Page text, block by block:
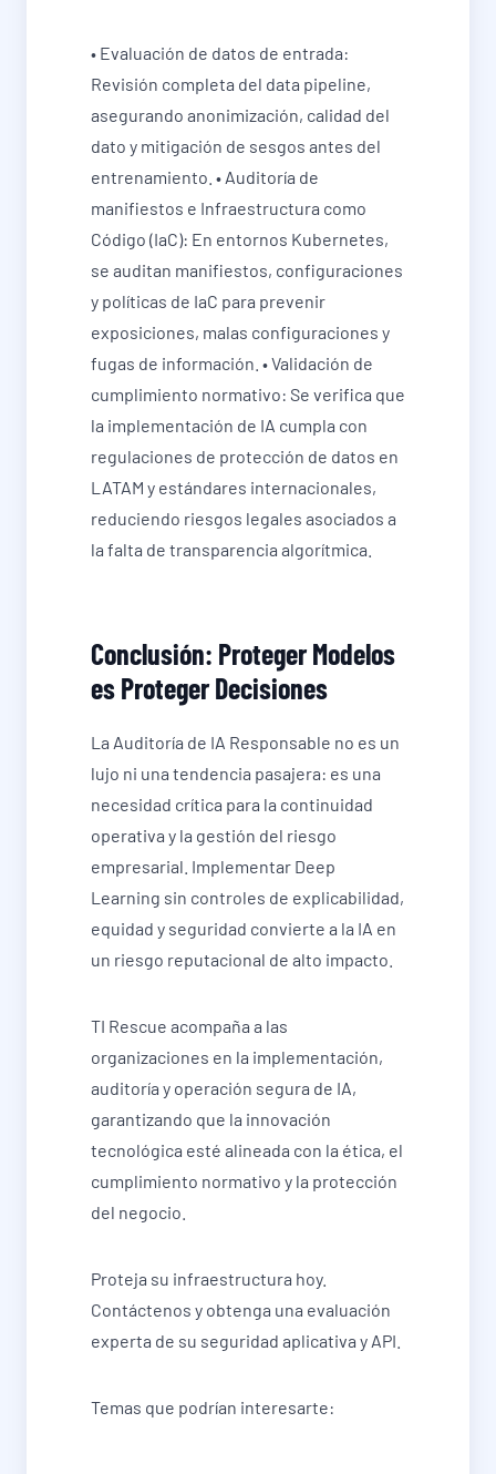
• Evaluación de datos de entrada:
Revisión completa del data pipeline,
asegurando anonimización, calidad del
dato y mitigación de sesgos antes del
entrenamiento. • Auditoría de
manifiestos e Infraestructura como
Código (IaC): En entornos Kubernetes,
se auditan manifiestos, configuraciones
y políticas de IaC para prevenir
exposiciones, malas configuraciones y
fugas de información. • Validación de
cumplimiento normativo: Se verifica que
la implementación de IA cumpla con
regulaciones de protección de datos en
LATAM y estándares internacionales,
reduciendo riesgos legales asociados a
la falta de transparencia algorítmica.
Conclusión: Proteger Modelos
es Proteger Decisiones
La Auditoría de IA Responsable no es un
lujo ni una tendencia pasajera: es una
necesidad crítica para la continuidad
operativa y la gestión del riesgo
empresarial. Implementar Deep
Learning sin controles de explicabilidad,
equidad y seguridad convierte a la IA en
un riesgo reputacional de alto impacto.
TI Rescue acompaña a las
organizaciones en la implementación,
auditoría y operación segura de IA,
garantizando que la innovación
tecnológica esté alineada con la ética, el
cumplimiento normativo y la protección
del negocio.
Proteja su infraestructura hoy.
Contáctenos y obtenga una evaluación
experta de su seguridad aplicativa y API.
Temas que podrían interesarte: